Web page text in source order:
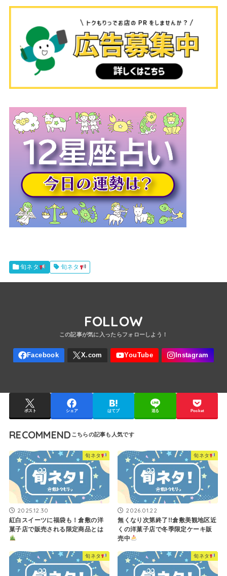
旬ネタ 旬ネタ
FOLLOW
ポスト シェア はてブ 送る Pocket
RECOMMEND
旬ネタ
2025.12.30
紅白スイーツに福袋も！倉敷の洋
菓子店で販売される限定商品とは
旬ネタ
2026.01.22
無くなり次第終了!!倉敷美観地区近
くの洋菓子店で冬季限定ケーキ販
売中
旬ネタ 旬ネタ